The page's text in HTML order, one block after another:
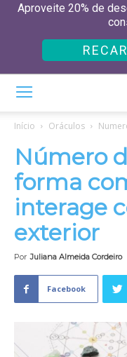
Início Oráculos
Número
forma
interage
exterior
Por Juliana Almeida Cordeiro
Facebook
Aproveite 20% de